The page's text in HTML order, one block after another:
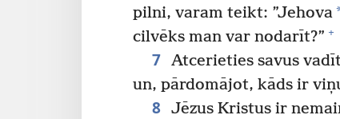
pilni, varam teikt: ”Jehova
cilvēks man var nodarīt?” +
7 Atcerieties savus
un, pārdomājot, kāds ir
8 Jēzus Kristus ir